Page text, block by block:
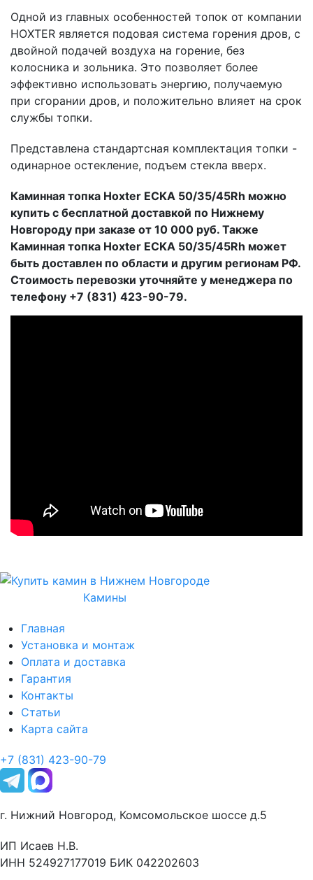
Одной из главных особенностей топок от компании
HOXTER является подовая система горения дров, с
двойной подачей воздуха на горение, без
колосника и зольника. Это позволяет более
эффективно использовать энергию, получаемую
при сгорании дров, и положительно влияет на срок
службы топки.
Представлена стандартсная комплектация топки -
одинарное остекление, подъем стекла вверх.
Каминная топка Hoxter ECKA 50/35/45Rh можно
купить с бесплатной доставкой по Нижнему
Новгороду при заказе от 10 000 руб. Также
Каминная топка Hoxter ECKA 50/35/45Rh может
быть доставлен по области и другим регионам РФ.
Стоимость перевозки уточняйте у менеджера по
телефону +7 (831) 423-90-79.
Камины
Главная
Установка и монтаж
Оплата и доставка
Гарантия
Контакты
Статьи
Карта сайта
+7 (831) 423-90-79
г. Нижний Новгород, Комсомольское шоссе д.5
ИП Исаев Н.В.
ИНН 524927177019 БИК 042202603